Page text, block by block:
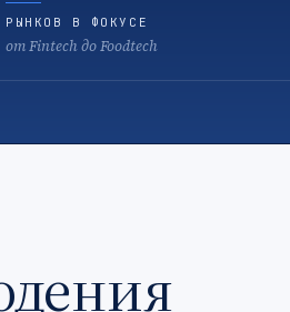
РЫНКОВ В ФОКУСЕ
от Fintech до Foodtech